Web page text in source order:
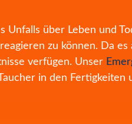
Unfalls über Leben und
zu können. Da
verfügen. Unser
in den Fertigkeiten